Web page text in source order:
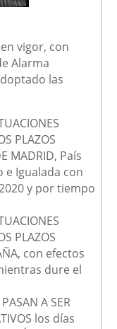
vigor, con
Alarma
las
PLAZOS
MADRID, País
e Igualada con
y por tiempo
PLAZOS
con efectos
dure el
A SER
los días